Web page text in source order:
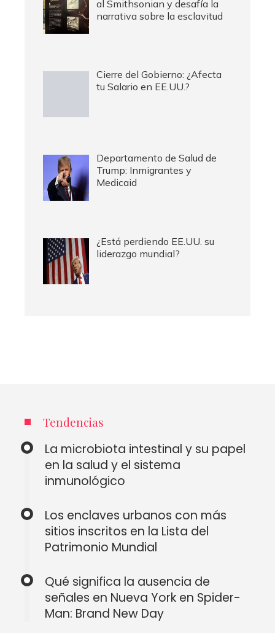
al Smithsonian y desafía la
narrativa sobre la esclavitud
Cierre del Gobierno: ¿Afecta
tu Salario en EE.UU.?
Departamento de Salud de
Trump: Inmigrantes y
Medicaid
¿Está perdiendo EE.UU. su
liderazgo mundial?
Tendencias
La microbiota intestinal y su papel
en la salud y el sistema
inmunológico
Los enclaves urbanos con más
sitios inscritos en la Lista del
Patrimonio Mundial
Qué significa la ausencia de
señales en Nueva York en Spider-
Man: Brand New Day